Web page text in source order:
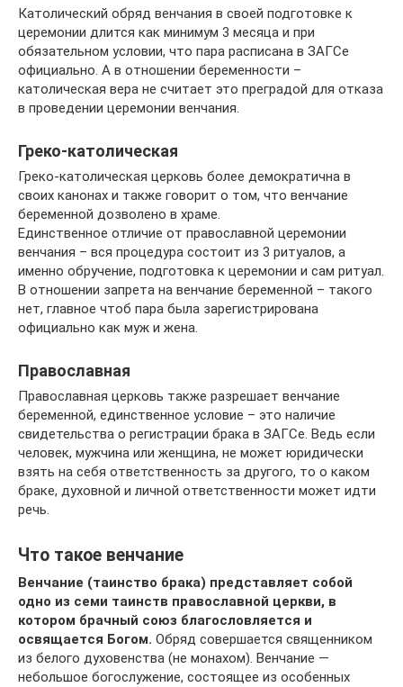
Католический обряд венчания в своей подготовке к
церемонии длится как минимум 3 месяца и при
обязательном условии, что пара расписана в ЗАГСе
официально. А в отношении беременности –
католическая вера не считает это преградой для отказа
в проведении церемонии венчания.
Греко-католическая
Греко-католическая церковь более демократична в
своих канонах и также говорит о том, что венчание
беременной дозволено в храме.
Единственное отличие от православной церемонии
венчания – вся процедура состоит из 3 ритуалов, а
именно обручение, подготовка к церемонии и сам ритуал.
В отношении запрета на венчание беременной – такого
нет, главное чтоб пара была зарегистрирована
официально как муж и жена.
Православная
Православная церковь также разрешает венчание
беременной, единственное условие – это наличие
свидетельства о регистрации брака в ЗАГСе. Ведь если
человек, мужчина или женщина, не может юридически
взять на себя ответственность за другого, то о каком
браке, духовной и личной ответственности может идти
речь.
Что такое венчание
Венчание (таинство брака) представляет собой
одно из семи таинств православной церкви, в
котором брачный союз благословляется и
освящается Богом. Обряд совершается священником
из белого духовенства (не монахом). Венчание —
небольшое богослужение, состоящее из особенных